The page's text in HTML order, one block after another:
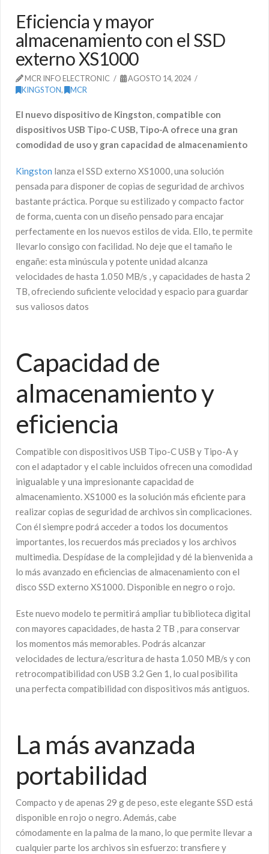
Eficiencia y mayor
almacenamiento con el SSD
externo XS1000
MCR INFO ELECTRONIC
AGOSTO 14, 2024
KINGSTON, MCR
El nuevo dispositivo de Kingston, compatible con
dispositivos USB Tipo-C USB, Tipo-A ofrece una gran
comodidad de uso y gran capacidad de almacenamiento
Kingston lanza el SSD externo XS1000, una solución
pensada para disponer de copias de seguridad de archivos
bastante práctica. Porque su estilizado y compacto factor
de forma, cuenta con un diseño pensado para encajar
perfectamente en los nuevos estilos de vida. Ello, te permite
llevarlo consigo con facilidad. No deje que el tamaño le
engañe: esta minúscula y potente unidad alcanza
velocidades de hasta 1.050 MB/s , y capacidades de hasta 2
TB, ofreciendo suficiente velocidad y espacio para guardar
sus valiosos datos
Capacidad de
almacenamiento y
eficiencia
Compatible con dispositivos USB Tipo-C USB y Tipo-A y
con el adaptador y el cable incluidos ofrecen una comodidad
inigualable y una impresionante capacidad de
almacenamiento. XS1000 es la solución más eficiente para
realizar copias de seguridad de archivos sin complicaciones.
Con él siempre podrá acceder a todos los documentos
importantes, los recuerdos más preciados y los archivos
multimedia. Despídase de la complejidad y dé la bienvenida a
lo más avanzado en eficiencias de almacenamiento con el
disco SSD externo XS1000. Disponible en negro o rojo.
Este nuevo modelo te permitirá ampliar tu biblioteca digital
con mayores capacidades, de hasta 2 TB , para conservar
los momentos más memorables. Podrás alcanzar
velocidades de lectura/escritura de hasta 1.050 MB/s y con
retrocompatibilidad con USB 3.2 Gen 1, lo cual posibilita
una perfecta compatibilidad con dispositivos más antiguos.
La más avanzada
portabilidad
Compacto y de apenas 29 g de peso, este elegante SSD está
disponible en rojo o negro. Además, cabe
cómodamente en la palma de la mano, lo que permite llevar a
cualquier parte los archivos sin esfuerzo: transfiere y